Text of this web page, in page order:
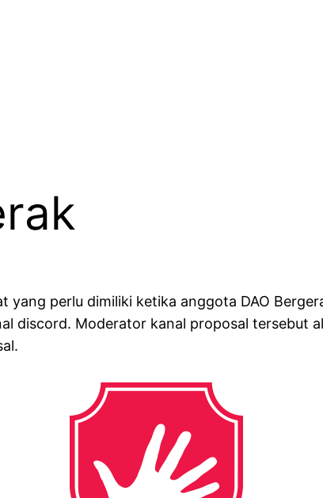
yang perlu dimiliki ketika anggota DAO
discord. Moderator kanal proposal tersebut